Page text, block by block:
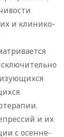
и клинико-
и их
с осенне-